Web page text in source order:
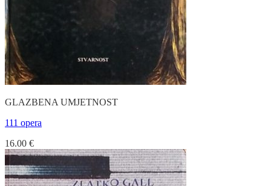
GLAZBENA UMJETNOST
111 opera
16.00 €